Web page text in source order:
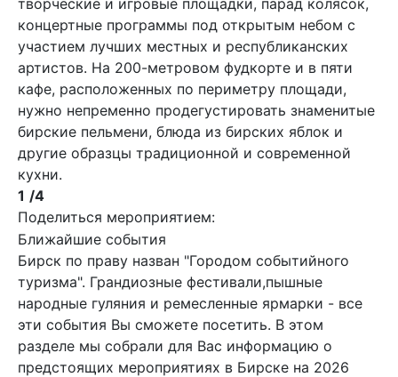
творческие и игровые площадки, парад колясок,
концертные программы под открытым небом с
участием лучших местных и республиканских
артистов. На 200-метровом фудкорте и в пяти
кафе, расположенных по периметру площади,
нужно непременно продегустировать знаменитые
бирские пельмени, блюда из бирских яблок и
другие образцы традиционной и современной
кухни.
1 /4
Поделиться мероприятием:
Ближайшие события
Бирск по праву назван "Городом событийного
туризма". Грандиозные фестивали,пышные
народные гуляния и ремесленные ярмарки - все
эти события Вы сможете посетить. В этом
разделе мы собрали для Вас информацию о
предстоящих мероприятиях в Бирске на 2026